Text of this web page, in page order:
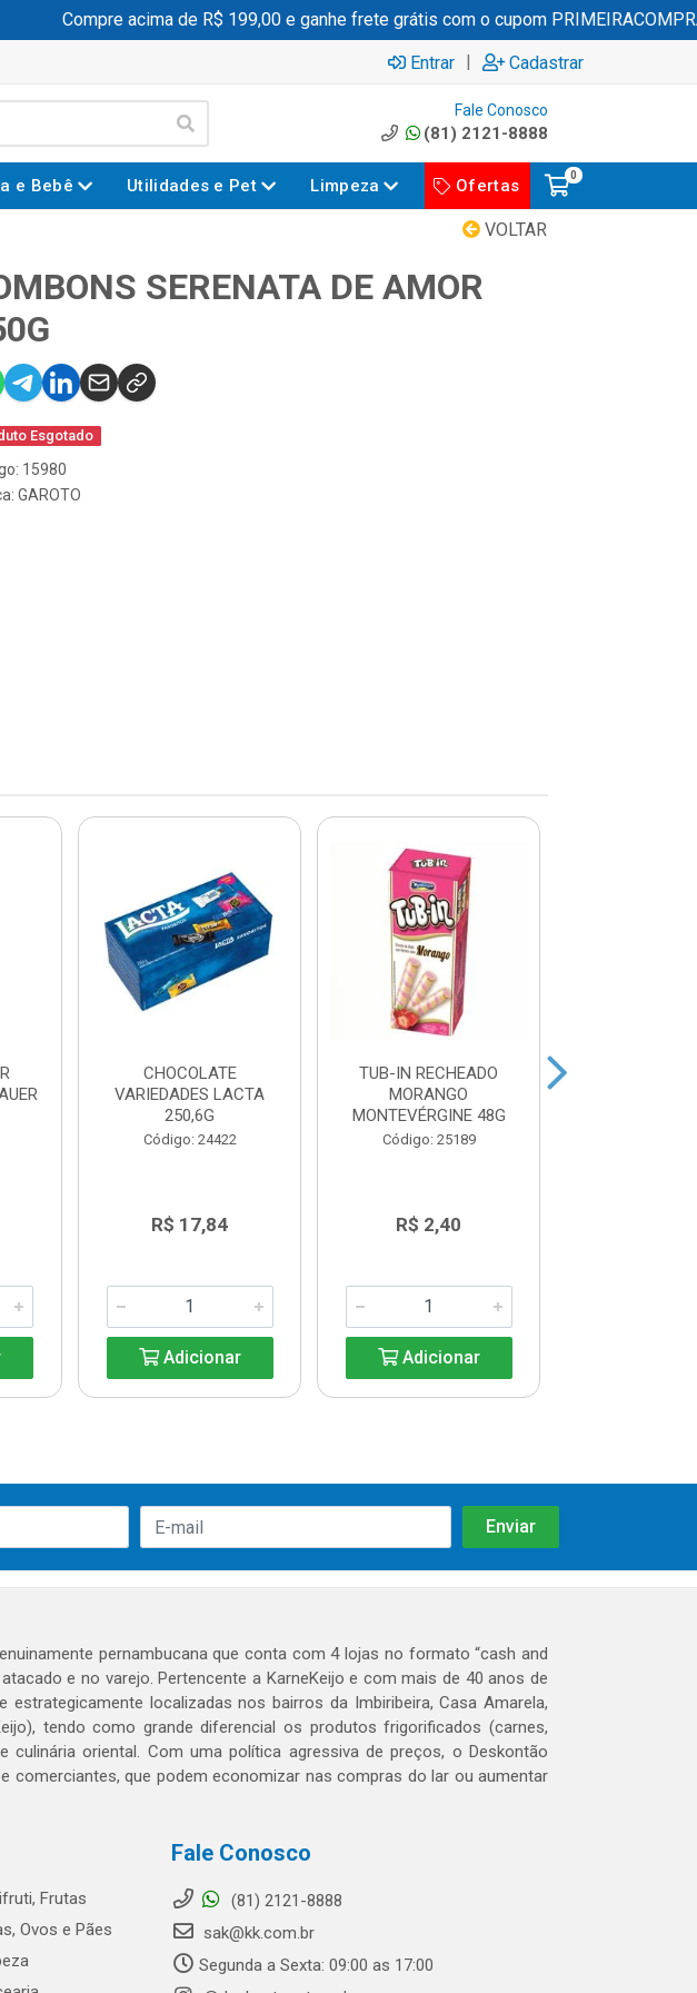
Compre acima de R$ 199,00 e ganhe frete grátis com o cupom PRIMEIRACOMPRA
Entrar | Cadastrar
Fale Conosco
(81) 2121-8888
e Bebê Utilidades e Pet Limpeza Ofertas
0
VOLTAR
SERENATA DE AMOR
Esgotado
15980
GAROTO
CHOCOLATE
VARIEDADES LACTA
250,6G
Código: 24422
R$ 17,84
Adicionar
TUB-IN RECHEADO
MORANGO
MONTEVÉRGINE 48G
Código: 25189
R$ 2,40
Adicionar
pernambucana que conta com 4 lojas no formato “cash and
e no varejo. Pertencente a KarneKeijo e com mais de 40 anos de
localizadas nos bairros da Imbiribeira, Casa Amarela,
tendo como grande diferencial os produtos frigorificados (carnes,
culinária oriental. Com uma política agressiva de preços, o Deskontão
comerciantes, que podem economizar nas compras do lar ou aumentar
Frutas
Ovos e Pães
Fale Conosco
(81) 2121-8888
sak@kk.com.br
Segunda a Sexta: 09:00 as 17:00